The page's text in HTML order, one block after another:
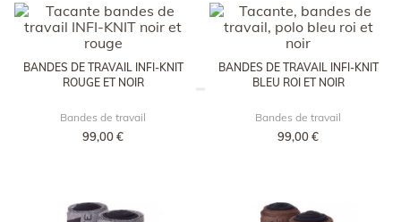
BANDES DE TRAVAIL INFI-KNIT
ROUGE ET NOIR
Bandes de travail
99,00 €
BANDES DE TRAVAIL INFI-KNIT
BLEU ROI ET NOIR
Bandes de travail
99,00 €